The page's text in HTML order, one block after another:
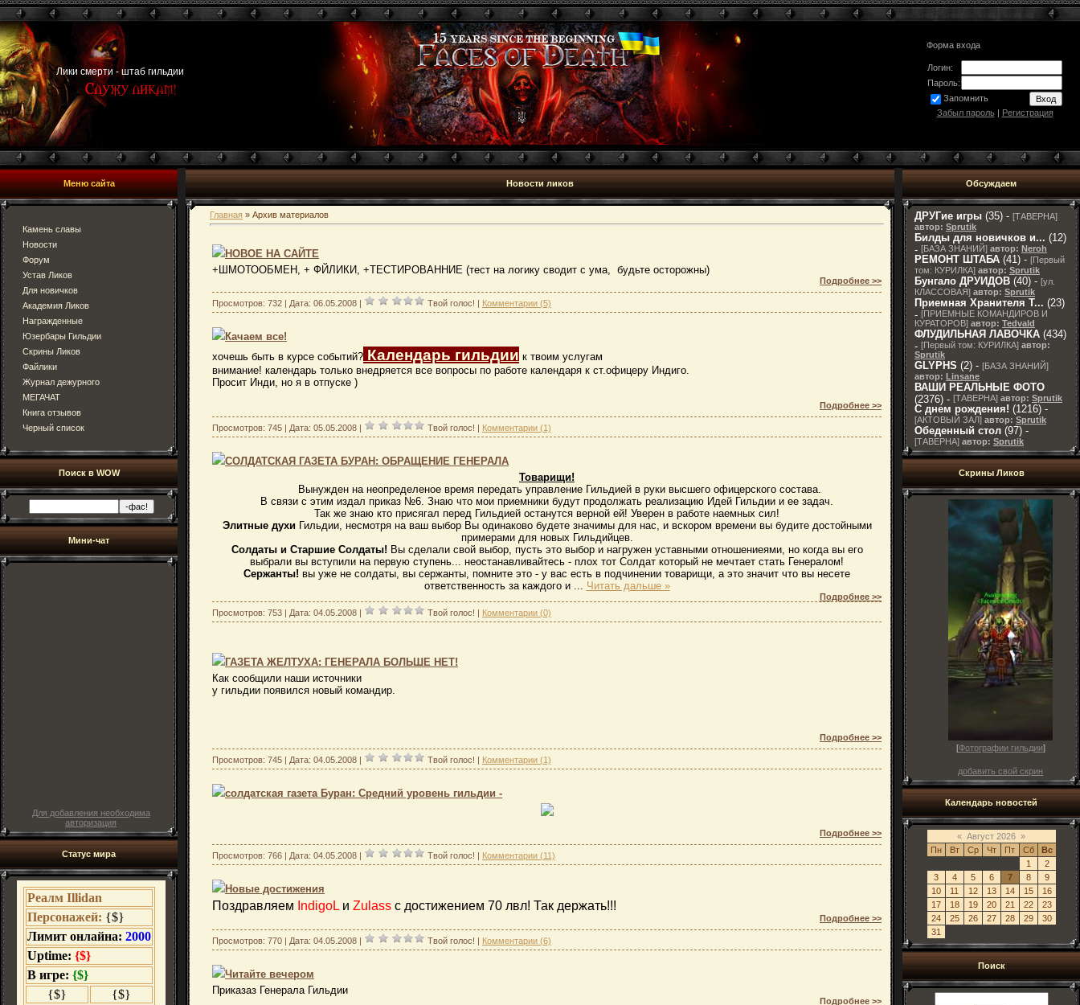
Лики смерти - штаб гильдии
Форма входа
Логин:
Пароль:
Запомнить
Забыл пароль| Регистрация
Меню сайта
Камень славы
Новости
Форум
Устав Ликов
Для новичков
Академия Ликов
Награжденные
Юзербары Гильдии
Скрины Ликов
Файлики
Журнал дежурного
МЕГАЧАТ
Книга отзывов
Черный список
Поиск в WOW
Мини-чат
Для добавления необходима
авторизация
Статус мира
Новости ликов
Главная » Архив материалов
НОВОЕ НА САЙТЕ
+ШМОТООБМЕН, + ФЙЛИКИ, +ТЕСТИРОВАННИЕ (тест на логику сводит с ума, будьте осторожны)
Подробнее >>
Просмотров: 732 | Дата: 06.05.2008 Твой голос! Комментарии (5)
Качаем все!
хочешь быть в курсе событий? Календарь гильдии к твоим услугам
внимание! календарь только внедряется все вопросы по работе календаря к ст.офицеру Индиго.
Просит Инди, но я в отпуске )
Подробнее >>
Просмотров: 745 | Дата: 05.05.2008 Твой голос! Комментарии (1)
СОЛДАТСКАЯ ГАЗЕТА БУРАН: ОБРАЩЕНИЕ ГЕНЕРАЛА
Товарищи!
Вынужден на неопределеное время передать управление Гильдией в руки высшего офицерского состава.
В связи с этим издал приказ №6. Знаю что мои приемники будут продолжать реализацию Идей Гильдии и ее задач.
Так же знаю кто присягал перед Гильдией останутся верной ей! Уверен в работе наемных сил!
Элитные духиГильдии, несмотря на ваш выбор Вы одинаково будете значимы для нас, и вскором времени вы будите достойными
примерами для новых Гильдийцев.
Солдаты и Старшие Солдаты! Вы сделали свой выбор, пусть это выбор и нагружен уставными отношениеями, но когда вы его
выбрали вы вступили на первую ступень... неостанавливайтесь - плох тот Солдат который не мечтает стать Генералом!
Сержанты! вы уже не солдаты, вы сержанты, помните это - у вас есть в подчинении товарищи, а это значит что вы несете
ответственность за каждого и ... Читать дальше »
Подробнее >>
Просмотров: 753 | Дата: 04.05.2008 Твой голос! Комментарии (0)
ГАЗЕТА ЖЕЛТУХА: ГЕНЕРАЛА БОЛЬШЕ НЕТ!
Как сообщили наши источники
у гильдии появился новый командир.
Подробнее >>
Просмотров: 745 | Дата: 04.05.2008 Твой голос! Комментарии (1)
солдатская газета Буран: Средний уровень гильдии -
Подробнее >>
Просмотров: 766 | Дата: 04.05.2008 Твой голос! Комментарии (11)
Новые достижения
Поздравляем IndigoL и Zulass с достижением 70 лвл! Так держать!!!
Подробнее >>
Просмотров: 770 | Дата: 04.05.2008 Твой голос! Комментарии (6)
Читайте вечером
Приказаз Генерала Гильдии
Подробнее >>
Обсуждаем
ДРУГие игры (35) - [ТАВЕРНА]
автор: Sprutik
Билды для новичков и... (12)
- [БАЗА ЗНАНИЙ] автор: Neroh
РЕМОНТ ШТАБА (41) - [Первый
том: КУРИЛКА] автор: Sprutik
Бунгало ДРУИДОВ (40) - [ул.
КЛАССОВАЯ] автор: Sprutik
Приемная Хранителя T... (23)
- [ПРИЕМНЫЕ КОМАНДИРОВ И
КУРАТОРОВ] автор: Tedvald
ФЛУДИЛЬНАЯ ЛАВОЧКА (434)
- [Первый том: КУРИЛКА] автор:
Sprutik
GLYPHS (2) - [БАЗА ЗНАНИЙ]
автор: Linsane
ВАШИ РЕАЛЬНЫЕ ФОТО
(2376) - [ТАВЕРНА] автор: Sprutik
С днем рождения! (1216) -
[АКТОВЫЙ ЗАЛ] автор: Sprutik
Обеденный стол (97) -
[ТАВЕРНА] автор: Sprutik
Скрины Ликов
[Фотографии гильдии]
добавить свой скрин
Календарь новостей
« Август 2026 »
Пн
Вт Ср Чт Пт Сб
Вс
1
2
3
4 5 6 7 8
9
10
11 12 13 14 15
16
17
18 19 20 21 22
23
24
25 26 27 28 29
30
31
Поиск